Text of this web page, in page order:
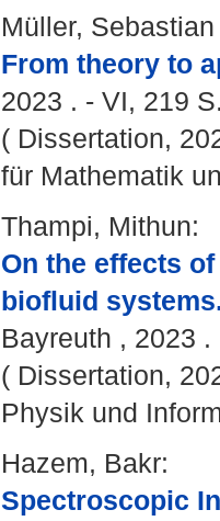
Müller,
From theory to
2023 . - VI, 219
( Dissertation,
für Mathematik
Thampi, Mithun:
On the effects
biofluid
Bayreuth , 2023
( Dissertation,
Physik und
Hazem, Bakr:
Spectroscopic